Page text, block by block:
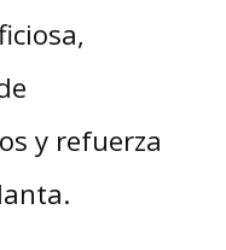
y refuerza